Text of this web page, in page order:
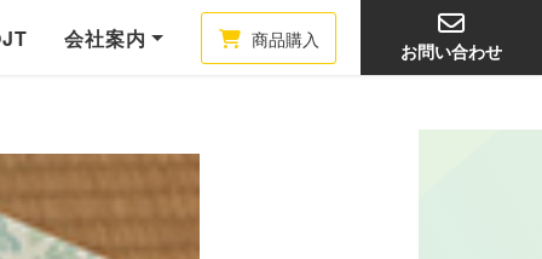
会社案内 商品購入
お問い合わせ